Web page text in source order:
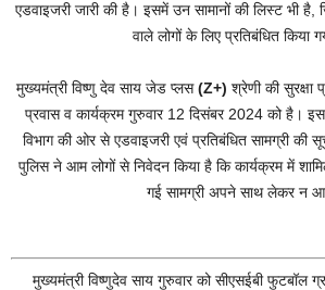
एडवाइजरी जारी की है। इसमें उन सामानों की लिस्ट भी है,
वाले लोगों के लिए प्रतिबंधित किया
मुख्यमंत्री विष्णु देव साय जेड प्लस(Z+) श्रेणी की सुरक्षा
प्रवास व कार्यक्रम गुरुवार 12 दिसंबर 2024 को है।
विभाग की ओर से एडवाइजरी एवं प्रतिबंधित सामग्री की
पुलिस ने आम लोगों से निवेदन किया है कि कार्यक्रम में
गई सामग्री अपने साथ लेकर न
मुख्यमंत्री विष्णुदेव साय गुरुवार को सीएसईबी फुटबॉल